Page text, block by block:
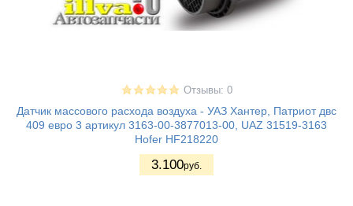
Отзывы: 0
Датчик массового расхода воздуха - УАЗ Хантер, Патриот двс
409 евро 3 артикул 3163-00-3877013-00, UAZ 31519-3163
Hofer HF218220
3.100руб.